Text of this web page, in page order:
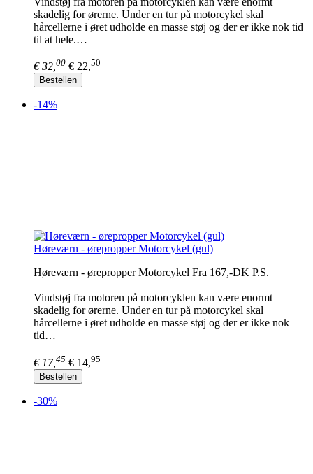
skadelig for ørerne. Under en tur på motorcykel skal
hårcellerne i øret udholde en masse støj og der er ikke nok tid
til at hele.…
€ 32, 00 € 22,50
Bestellen
-14%
Høreværn - ørepropper Motorcykel (gul)
Høreværn - ørepropper Motorcykel Fra 167,-DK P.S.
Vindstøj fra motoren på motorcyklen kan være enormt
skadelig for ørerne. Under en tur på motorcykel skal
hårcellerne i øret udholde en masse støj og der er ikke nok
tid…
€ 17, 45 € 14,95
Bestellen
-30%